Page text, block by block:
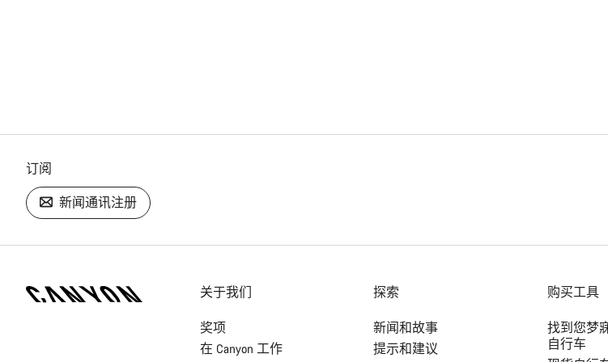
订阅
新闻通讯注册
关于我们
奖项
在 Canyon 工作
探索
新闻和故事
提示和建议
购买工具
找到您梦
自行车